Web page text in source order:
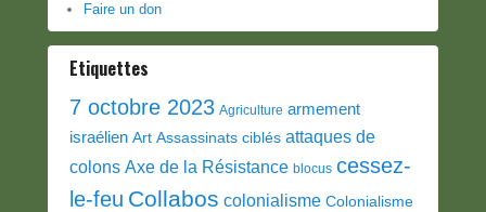
Faire un don
Etiquettes
7 octobre 2023 Agriculture armement
israélien Art Assassinats ciblés attaques de
colons Axe de la Résistance blocus cessez-
le-feu Collabos colonialisme Colonialisme